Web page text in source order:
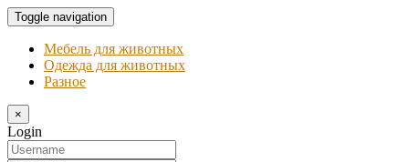
Toggle navigation
Мебель для животных
Одежда для животных
Разное
×
Login